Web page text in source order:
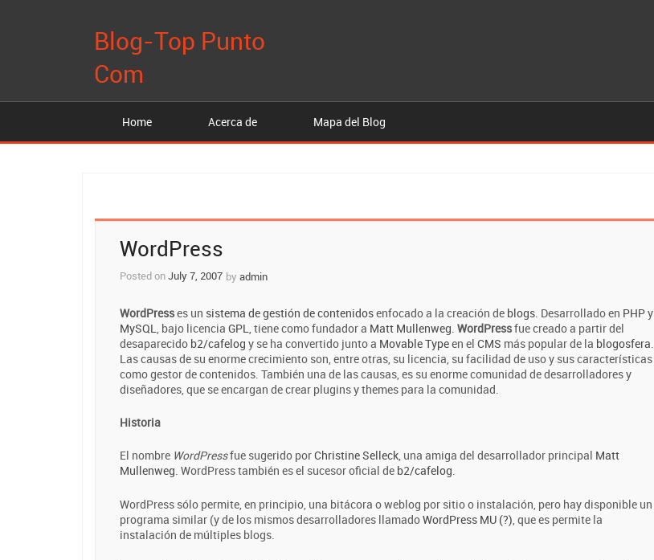
Blog-Top Punto
Com
Home Acerca de Mapa del Blog
WordPress
Posted onJuly 7, 2007 by admin
WordPresses un sistema de gestión de contenidosenfocado a la creación de blogs . Desarrollado en PHPy
MySQL
, bajo licencia GPL , tiene como fundador a Matt Mullenweg WordPressfue creado a partir del
desaparecido b2/cafelog y se ha convertido junto a Movable Typeen el CMS más popular de la blogosfera
Las causas de su enorme crecimiento son, entre otras, su licencia, su facilidad de uso y sus características
como gestor de contenidos. También una de las causas, es su enorme comunidad de desarrolladores y
diseñadores, que se encargan de crear plugins y themes para la comunidad.
Historia
El nombre WordPressfue sugerido porChristine Selleck, una amiga del desarrollador principal Matt
Mullenweg. WordPress también es el sucesor oficial de b2/cafelog.
WordPress sólo permite, en principio, una bitácora o weblog por sitio o instalación, pero hay disponible un
programa similar (y de los mismos desarrolladores llamadoWordPress MU (?) , que es permite la
instalación de múltiples blogs.
navigation